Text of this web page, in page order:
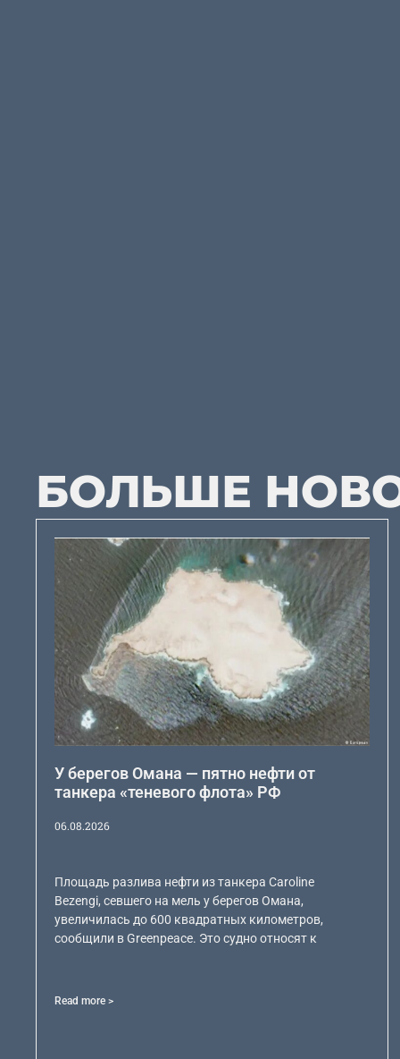
БОЛЬШЕ
У берегов Омана — пятно нефти от
танкера «теневого флота» РФ
06.08.2026
Площадь разлива нефти из танкера Caroline
Bezengi, севшего на мель у берегов Омана,
увеличилась до 600 квадратных километров,
сообщили в Greenpeace. Это судно относят к
Read more >